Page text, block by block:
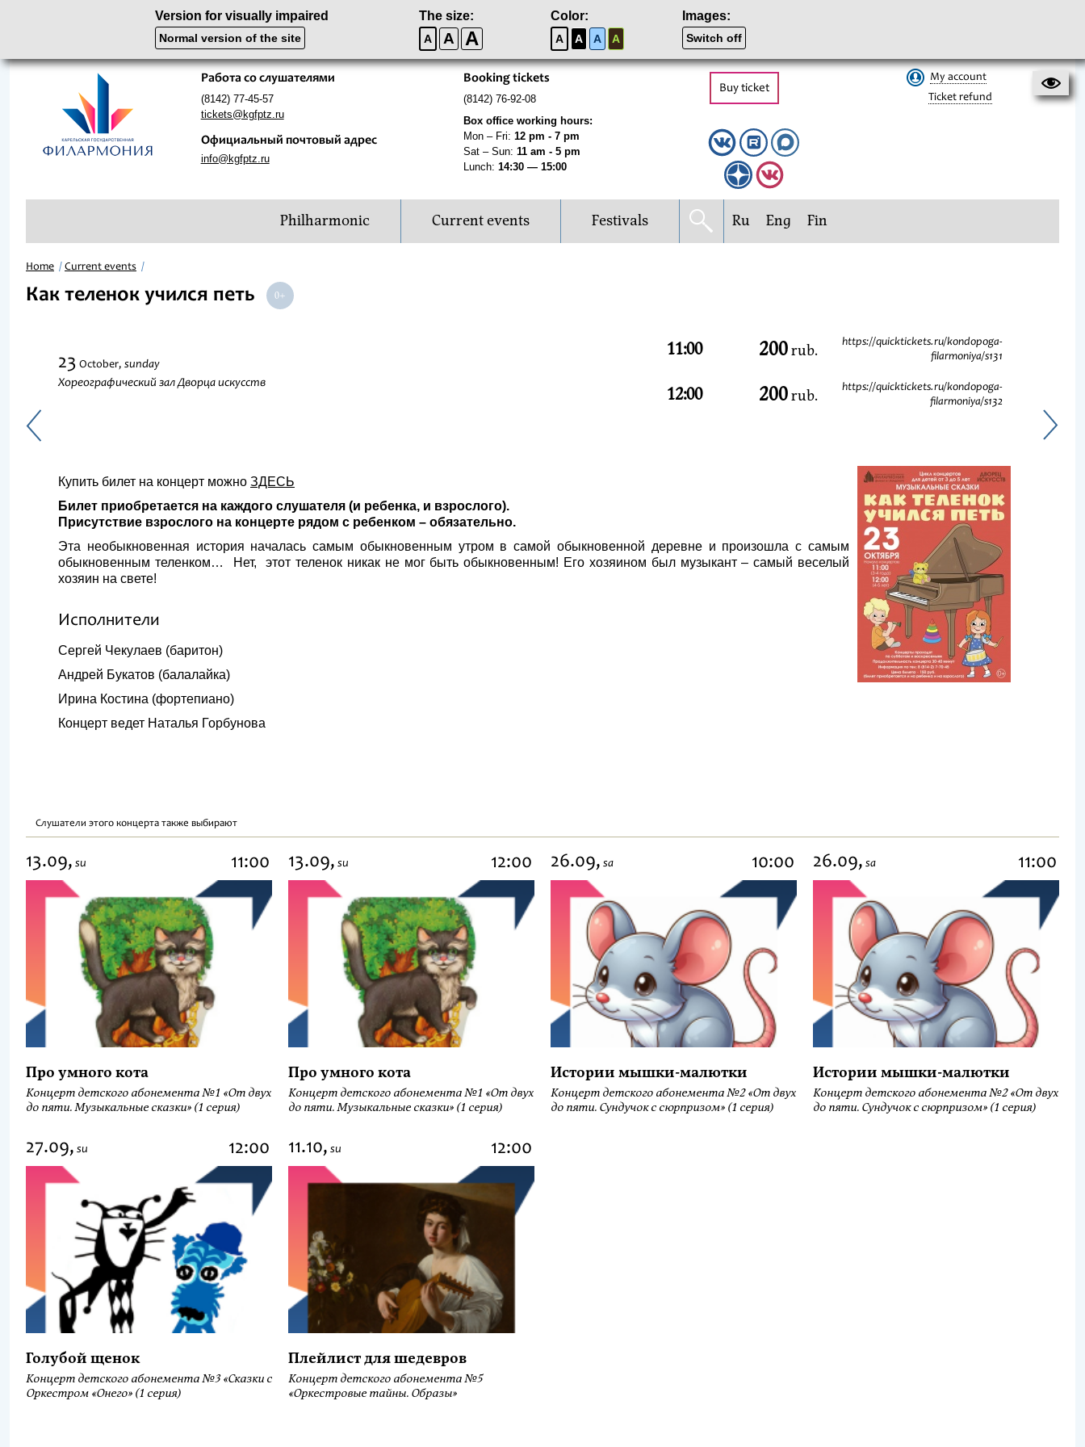
Version for visually impaired
Normal version of the site
The size:
A A A
Color:
A A A A
Images:
Switch off
Работа со слушателями
(8142) 77-45-57
tickets@kgfptz.ru
Официальный почтовый адрес
info@kgfptz.ru
Booking tickets
(8142) 76-92-08
Box office working hours:
Mon – Fri: 12 pm - 7 pm
Sat – Sun: 11 am - 5 pm
Lunch: 14:30 — 15:00
Buy ticket
My account
Ticket refund
Philharmonic Current events Festivals Ru Eng Fin
Home Current events
Как теленок учился петь
23 October, sunday
Хореографический зал Дворца искусств
11:00 200rub.
https://quicktickets.ru/kondopoga-
filarmoniya/s131
12:00 200rub.
https://quicktickets.ru/kondopoga-
filarmoniya/s132
Купить билет на концерт можно ЗДЕСЬ
Билет приобретается на каждого слушателя (и ребенка, и взрослого).
Присутствие взрослого на концерте рядом с ребенком – обязательно.
Эта необыкновенная история началась самым обыкновенным утром в самой обыкновенной деревне и произошла с самым
обыкновенным теленком… Нет, этот теленок никак не мог быть обыкновенным! Его хозяином был музыкант – самый веселый
хозяин на свете!
Исполнители
Сергей Чекулаев (баритон)
Андрей Букатов (балалайка)
Ирина Костина (фортепиано)
Концерт ведет Наталья Горбунова
Слушатели этого концерта также выбирают
13.09, su 11:00
Про умного кота
Концерт детского абонемента №1 «От двух
до пяти. Музыкальные сказки» (1 серия)
13.09, su 12:00
Про умного кота
Концерт детского абонемента №1 «От двух
до пяти. Музыкальные сказки» (1 серия)
26.09, sa 10:00
Истории мышки-малютки
Концерт детского абонемента №2 «От двух
до пяти. Сундучок с сюрпризом» (1 серия)
26.09, sa 11:00
Истории мышки-малютки
Концерт детского абонемента №2 «От двух
до пяти. Сундучок с сюрпризом» (1 серия)
27.09, su 12:00
Голубой щенок
Концерт детского абонемента №3 «Сказки с
Оркестром «Онего» (1 серия)
11.10, su 12:00
Плейлист для шедевров
Концерт детского абонемента №5
«Оркестровые тайны. Образы»